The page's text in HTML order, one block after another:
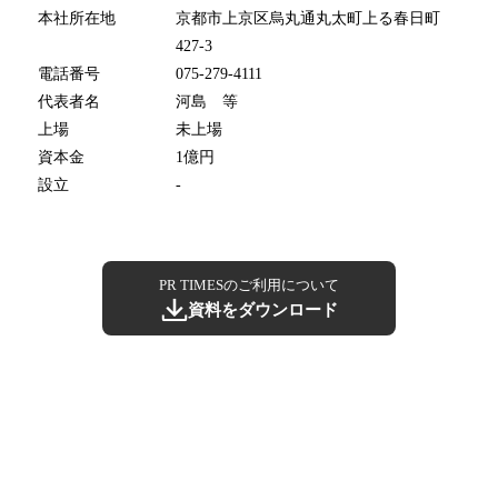
本社所在地
京都市上京区烏丸通丸太町上る春日町
427-3
電話番号
075-279-4111
代表者名
河島 等
上場
未上場
資本金
1億円
設立
-
PR TIMESのご利用について
資料をダウンロード